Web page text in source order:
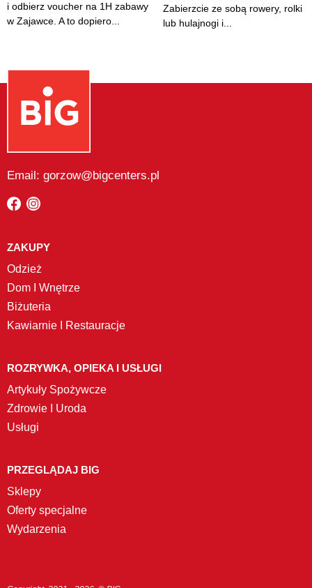
i odbierz voucher na 1H zabawy
w Zajawce. A to dopiero...
Zabierzcie ze sobą rowery, rolki
lub hulajnogi i...
Email: gorzow@bigcenters.pl
ZAKUPY
Odzież
Dom I Wnętrze
Biżuteria
Kawiarnie I Restauracje
ROZRYWKA, OPIEKA I USŁUGI
Artykuły Spożywcze
Zdrowie I Uroda
Usługi
PRZEGLĄDAJ BIG
Sklepy
Oferty specjalne
Wydarzenia